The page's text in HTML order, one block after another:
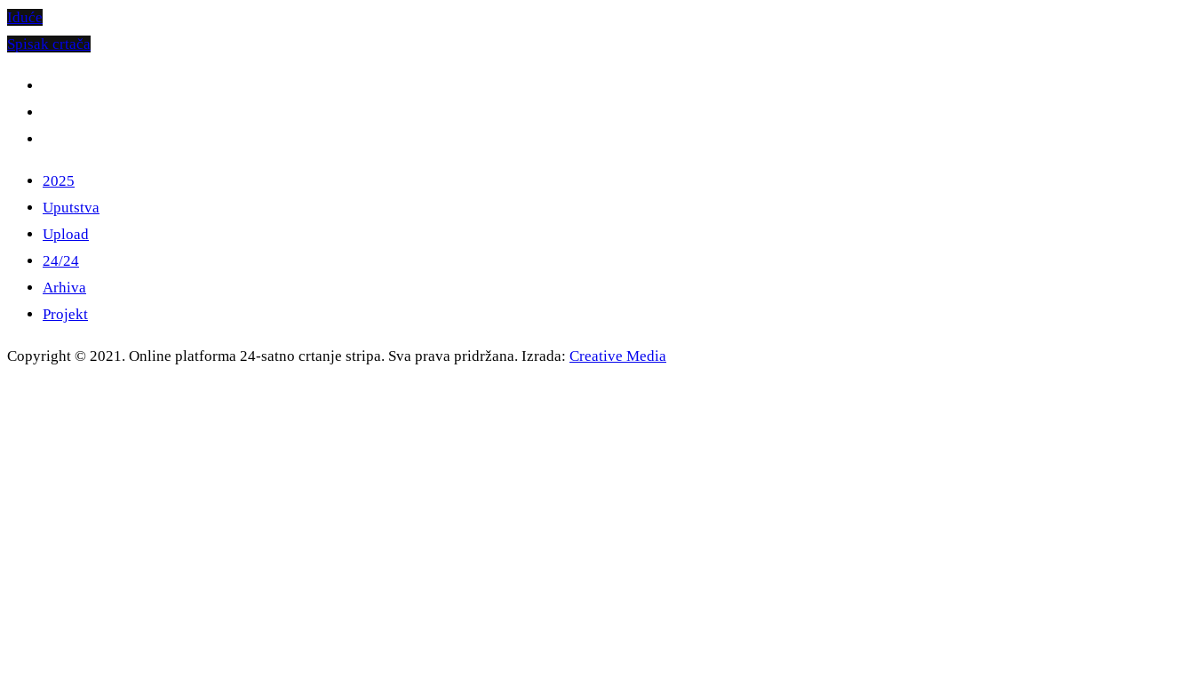
Iduće
Spisak crtača
2025
Uputstva
Upload
24/24
Arhiva
Projekt
Copyright © 2021. Online platforma 24-satno crtanje stripa. Sva prava pridržana. Izrada: Creative Media